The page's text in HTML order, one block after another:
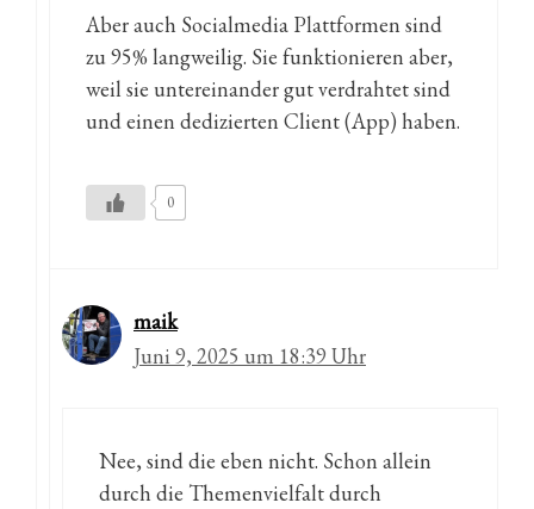
Aber auch Socialmedia Plattformen sind
zu 95% langweilig. Sie funktionieren aber,
weil sie untereinander gut verdrahtet sind
und einen dedizierten Client (App) haben.
0
maik
Juni 9, 2025 um 18:39 Uhr
Nee, sind die eben nicht. Schon allein
durch die Themenvielfalt durch